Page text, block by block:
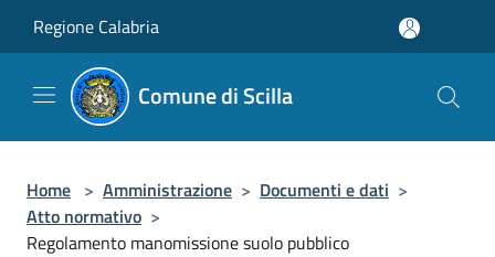
Regione Calabria
Comune di Scilla
Home > Amministrazione > Documenti e dati >
Atto normativo >
Regolamento manomissione suolo pubblico